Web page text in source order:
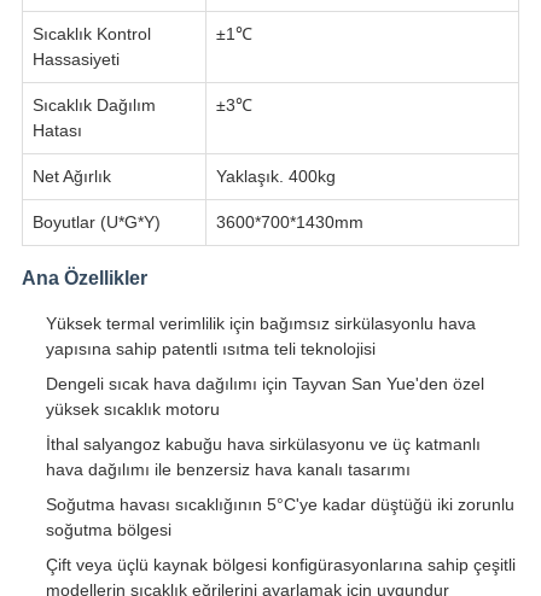
Sıcaklık Kontrol
Hassasiyeti
±1℃
Sıcaklık Dağılım
Hatası
±3℃
Net Ağırlık Yaklaşık. 400kg
Boyutlar (U*G*Y) 3600*700*1430mm
Ana Özellikler
Yüksek termal verimlilik için bağımsız sirkülasyonlu hava
yapısına sahip patentli ısıtma teli teknolojisi
Dengeli sıcak hava dağılımı için Tayvan San Yue'den özel
yüksek sıcaklık motoru
İthal salyangoz kabuğu hava sirkülasyonu ve üç katmanlı
hava dağılımı ile benzersiz hava kanalı tasarımı
Soğutma havası sıcaklığının 5°C'ye kadar düştüğü iki zorunlu
soğutma bölgesi
Çift veya üçlü kaynak bölgesi konfigürasyonlarına sahip çeşitli
modellerin sıcaklık eğrilerini ayarlamak için uygundur